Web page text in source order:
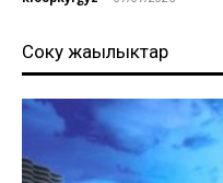
Соңку жаңылыктар